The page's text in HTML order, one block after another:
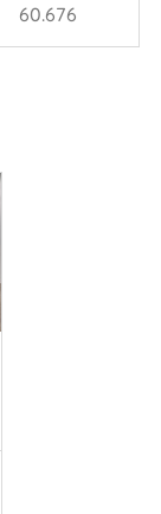
60.676